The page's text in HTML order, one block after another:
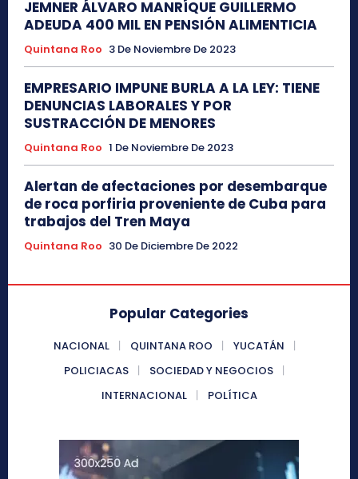
JEMNER ÁLVARO MANRÍQUE GUILLERMO
ADEUDA 400 MIL EN PENSIÓN ALIMENTICIA
Quintana Roo 3 De Noviembre De 2023
EMPRESARIO IMPUNE BURLA A LA LEY: TIENE
DENUNCIAS LABORALES Y POR
SUSTRACCIÓN DE MENORES
Quintana Roo 1 De Noviembre De 2023
Alertan de afectaciones por desembarque
de roca porfiria proveniente de Cuba para
trabajos del Tren Maya
Quintana Roo 30 De Diciembre De 2022
Popular Categories
NACIONAL QUINTANA ROO
YUCATÁN
POLICIACAS
SOCIEDAD Y NEGOCIOS
INTERNACIONAL
POLÍTICA